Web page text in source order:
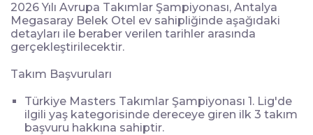
2026 Yılı Avrupa Takımlar Şampiyonası, Antalya
Megasaray Belek Otel ev sahipliğinde aşağıdaki
detayları ile beraber verilen tarihler arasında
gerçekleştirilecektir.
Takım Başvuruları
Türkiye Masters Takımlar Şampiyonası 1. Lig'de
ilgili yaş kategorisinde dereceye giren ilk 3 takım
başvuru hakkına sahiptir.